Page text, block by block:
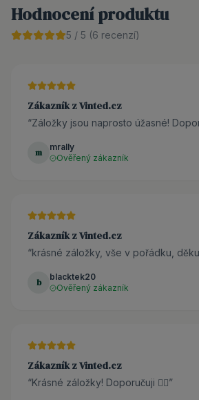
Hodnocení produktu
5 / 5 (6 recenzí)
Zákazník z Vinted.cz
“Záložky jsou naprosto úžasné!
m
mrally
Ověřený zákazník
Zákazník z Vinted.cz
“krásné záložky, vše v pořádku,
b
blacktek20
Ověřený zákazník
Zákazník z Vinted.cz
“Krásné záložky! Doporučuji 👌🏼”